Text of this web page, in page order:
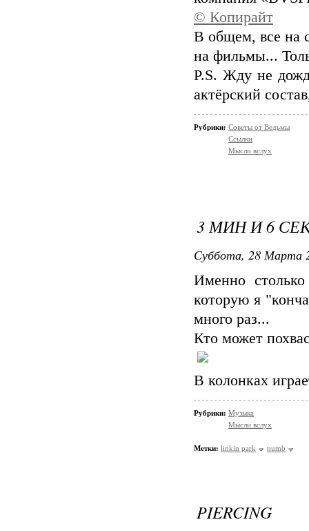
© Копирайт
В общем, все на
на фильмы...
P.S. Жду не
актёрский
Рубрики: Советы от Ведьмы
Ссылки
Мысли вслух
3 МИН И 6
Суббота, 28 Марта
Именно
которую я
много раз...
Кто может
В колонках
Рубрики: Музыка
Мысли вслух
Метки: linkin park numb
PIERCING